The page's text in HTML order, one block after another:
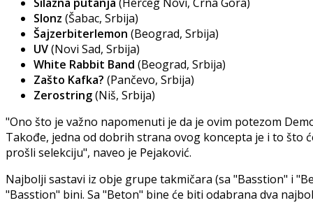
Slonz (Šabac, Srbija)
Šajzerbiterlemon (Beograd, Srbija)
UV(Novi Sad, Srbija)
White Rabbit Band (Beograd, Srbija)
Zašto Kafka? (Pančevo, Srbija)
Zerostring(Niš, Srbija)
"Ono što je važno napomenuti je da je ovim potezom
Takođe, jedna od dobrih strana ovog koncepta je i to što
prošli selekciju", naveo je Pejaković.
Najbolji sastavi iz obje grupe takmičara (sa "Basstion" i
"Basstion" bini. Sa "Beton" bine će biti odabrana dva